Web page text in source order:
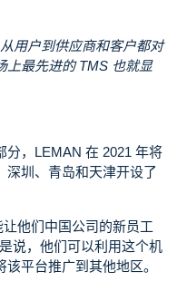
用户到供应商和客户都对
上最先进的 TMS 也就显
分，LEMAN 在 2021 年将
深圳、青岛和天津开设了
他们中国公司的新员工
说，他们可以利用这个机
平台推广到其他地区。